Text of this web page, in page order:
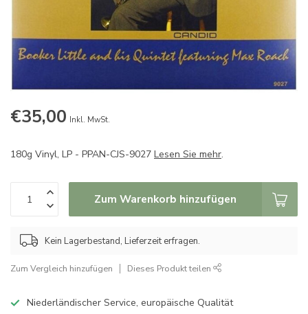
€35,00 Inkl. MwSt.
180g Vinyl, LP - PPAN-CJS-9027 Lesen Sie mehr.
Zum Warenkorb hinzufügen
Kein Lagerbestand, Lieferzeit erfragen.
Zum Vergleich hinzufügen Dieses Produkt teilen
Niederländischer Service, europäische Qualität